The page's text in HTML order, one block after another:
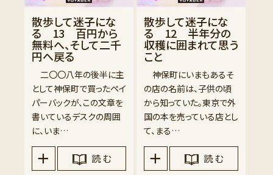
散歩して迷子にな
る 13 百円から
無料へ、そして二千
円へ戻る
二〇〇八年の後半に主
として神保町で買ったペイ
パーバックが、この文章を
書いているデスクの周囲
に、いま…
読 む
散歩して迷子にな
る 12 半年分の
収穫に囲まれて思う
こと
神保町にいまもあるそ
の店の名前は、子供の頃
から知っていた。東京で外
国の本を売っている店とし
て、まる…
読 む